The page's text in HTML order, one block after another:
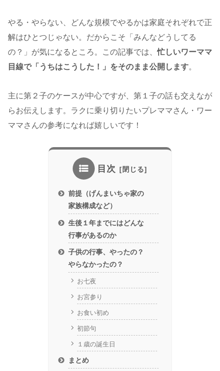
やる・やらない、どんな規模でやるかは家庭それぞれで正
解はひとつじゃない。だからこそ「みんなどうしてる
の？」が気になるところ。この記事では、忙しいワーママ
目線で「うちはこうした！」をそのまま公開します。
主に第２子のケースが中心ですが、第１子の話も交えなが
らお伝えします。ラクに乗り切りたいプレママさん・ワー
ママさんの参考になれば嬉しいです！
目次
前提（げんまいちゃ家の
家族構成など）
生後１年までにはどんな
行事があるのか
子供の行事、やったの？
やらなかったの？
お七夜
お宮参り
お食い初め
初節句
１歳の誕生日
まとめ